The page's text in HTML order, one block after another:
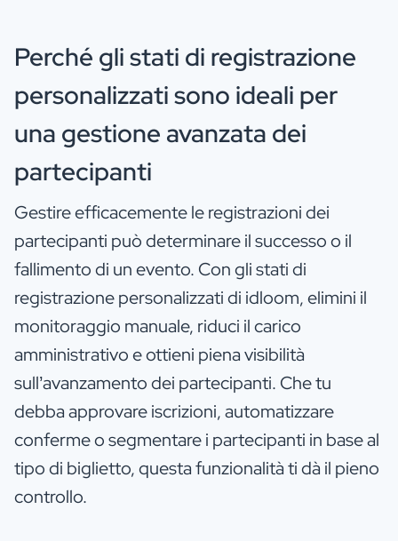
Perché gli stati di registrazione
personalizzati sono ideali per
una gestione avanzata dei
partecipanti
Gestire efficacemente le registrazioni dei
partecipanti può determinare il successo o il
fallimento di un evento. Con gli stati di
registrazione personalizzati di idloom, elimini il
monitoraggio manuale, riduci il carico
amministrativo e ottieni piena visibilità
sull’avanzamento dei partecipanti. Che tu
debba approvare iscrizioni, automatizzare
conferme o segmentare i partecipanti in base al
tipo di biglietto, questa funzionalità ti dà il pieno
controllo.